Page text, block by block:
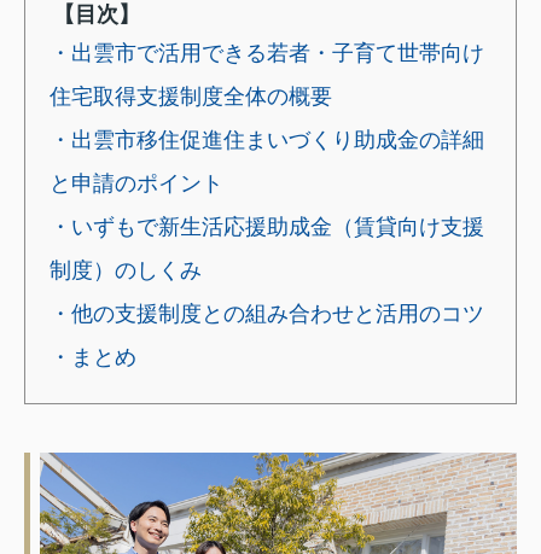
【目次】
・出雲市で活用できる若者・子育て世帯向け
住宅取得支援制度全体の概要
・出雲市移住促進住まいづくり助成金の詳細
と申請のポイント
・いずもで新生活応援助成金（賃貸向け支援
制度）のしくみ
・他の支援制度との組み合わせと活用のコツ
・まとめ